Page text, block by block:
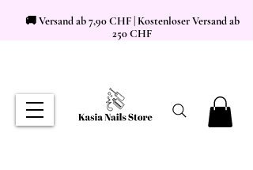
🚚 Versand ab 7,90 CHF | Kostenloser Versand ab
250 CHF